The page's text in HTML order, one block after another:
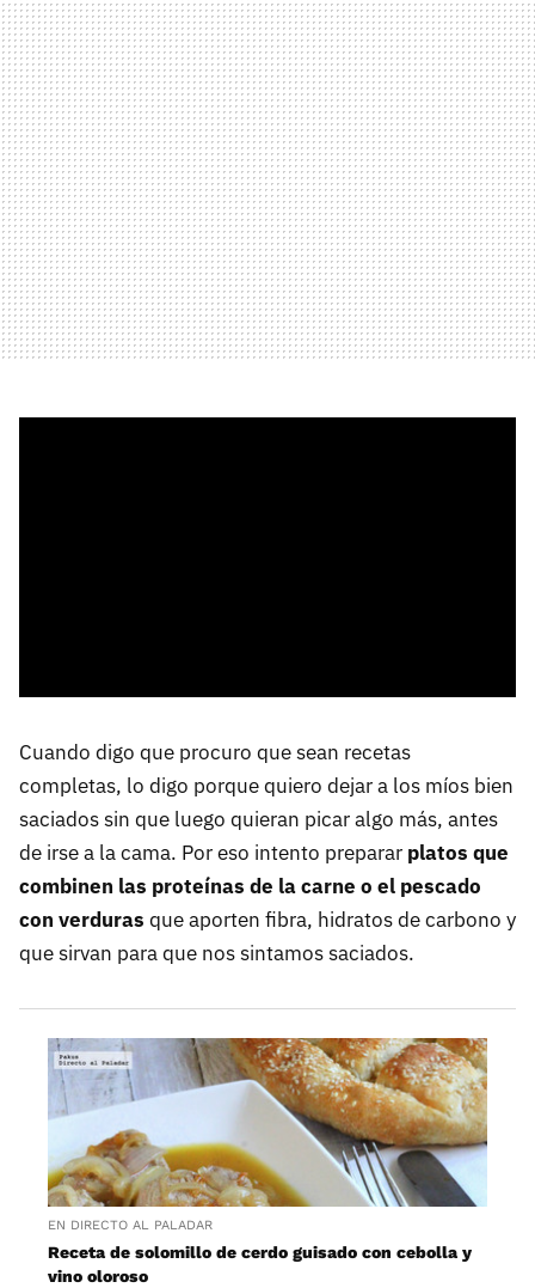
Cuando digo que procuro que sean recetas
completas, lo digo porque quiero dejar a los míos bien
saciados sin que luego quieran picar algo más, antes
de irse a la cama. Por eso intento preparar platos que
combinen las proteínas de la carne o el pescado
con verduras que aporten fibra, hidratos de carbono y
que sirvan para que nos sintamos saciados.
EN DIRECTO AL PALADAR
Receta de solomillo de cerdo guisado con cebolla y
vino oloroso